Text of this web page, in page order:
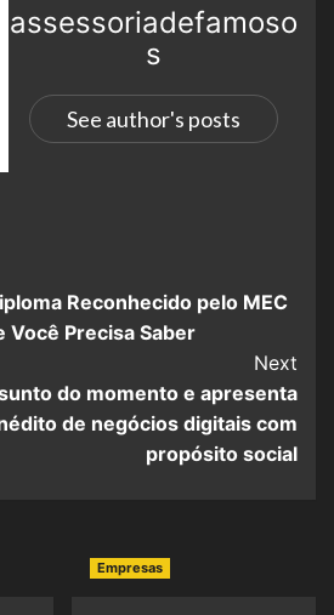
assessoriadefamoso
s
See author's posts
Reconhecido pelo MEC
Você Precisa Saber
Next
do momento e apresenta
de negócios digitais com
propósito social
Empresas